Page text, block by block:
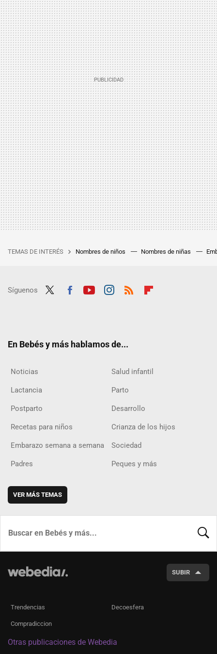
TEMAS DE INTERÉS Nombres de niños Nombres de niñas
Síguenos
En Bebés y más hablamos de...
Noticias Salud infantil
Lactancia Parto
Postparto Desarrollo
Recetas para niños Crianza de los hijos
Embarazo semana a semana Sociedad
Padres Peques y más
VER MÁS TEMAS
SUBIR
Trendencias Decoesfera
Compradiccion
Otras publicaciones de Webedia